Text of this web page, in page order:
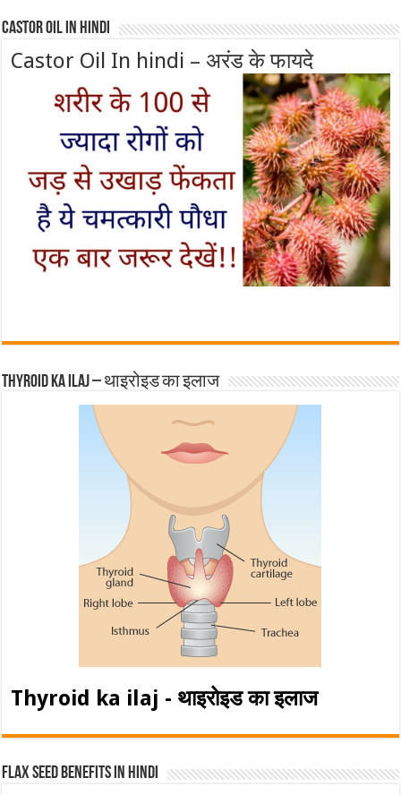
Castor Oil In Hindi
Castor Oil In hindi – अरंड के फायदे
Thyroid ka ilaj – थाइरोइड का इलाज
Thyroid ka ilaj - थाइरोइड का इलाज
Flax Seed Benefits in hindi